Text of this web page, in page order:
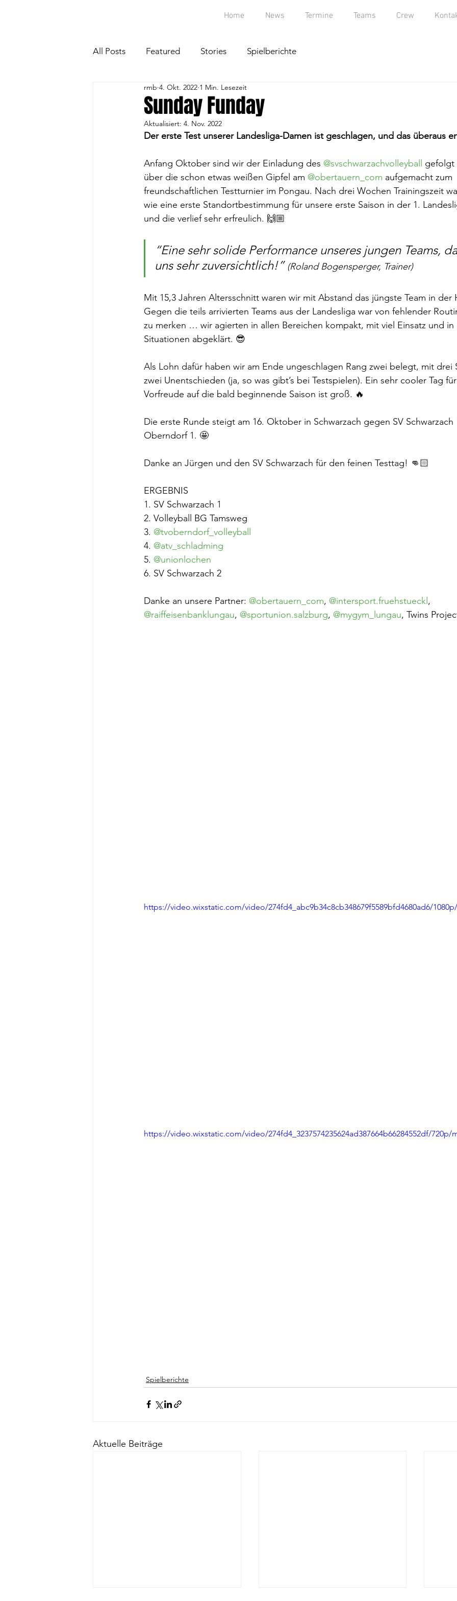
Home News Termine Teams Crew
All Posts Featured Stories Spielberichte
Sunday Funday
rmb 4. Okt. 2022 1 Min. Lesezeit
Aktualisiert: 4. Nov. 2022
Der erste Test unserer Landesliga-Damen ist geschlagen, und das überaus
Anfang Oktober sind wir der Einladung des @svschwarzachvolleyball
gefolgt
über die schon etwas weißen Gipfel am @obertauern_com aufgemacht zum
freundschaftlichen Testturnier im Pongau. Nach drei Wochen Trainingszeit
wie eine erste Standortbestimmung für unsere erste Saison in der 1.
und die verlief sehr erfreulich. 🙌🏼
“Eine sehr solide Performance unseres jungen Teams,
uns sehr zuversichtlich!” (Roland Bogensperger, Trainer)
Mit 15,3 Jahren Altersschnitt waren wir mit Abstand das jüngste Team in der
Gegen die teils arrivierten Teams aus der Landesliga war von fehlender
zu merken … wir agierten in allen Bereichen kompakt, mit viel Einsatz und
Situationen abgeklärt. 😎
Als Lohn dafür haben wir am Ende ungeschlagen Rang zwei belegt, mit
zwei Unentschieden (ja, so was gibt’s bei Testspielen). Ein sehr cooler Tag
Vorfreude auf die bald beginnende Saison ist groß. 🔥
Die erste Runde steigt am 16. Oktober in Schwarzach gegen SV
Oberndorf 1. 🤩
Danke an Jürgen und den SV Schwarzach für den feinen Testtag! 👊🏻
ERGEBNIS
1. SV Schwarzach 1
2. Volleyball BG Tamsweg
3. @tvoberndorf_volleyball
4. @atv_schladming
5. @unionlochen
6. SV Schwarzach 2
Danke an unsere Partner: @obertauern_com, @intersport.fruehstueckl ,
@raiffeisenbanklungau, @sportunion.salzburg, @mygym_lungau, Twins
https://video.wixstatic.com/video/274fd4_abc9b34c8cb348679f5589bfd4680ad6/
https://video.wixstatic.com/video/274fd4_3237574235624ad387664b66284552df/
Spielberichte
Aktuelle Beiträge